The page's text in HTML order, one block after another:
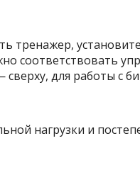
тренажер,
соответствовать
для работы с
нагрузки и